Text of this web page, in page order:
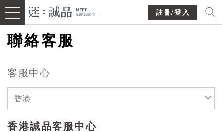
註冊/登入
聯絡客服
客服中心
香港
香港誠品客服中心